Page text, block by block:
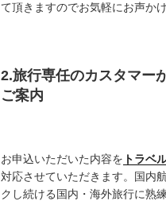
て頂きますのでお気軽にお声かけ
2.旅行専任のカスタマー
ご案内
お申込いただいた内容を トラベ
対応させていただきます。国内
クし続ける国内・海外旅行に熟